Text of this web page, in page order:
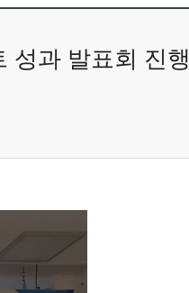
성과 발표회 진행